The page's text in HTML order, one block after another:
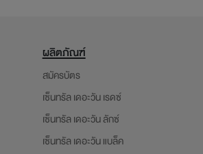
ผลิตภัณฑ์
สมัครบัตร
เซ็นทรัล เดอะวัน เรดซ์
เซ็นทรัล เดอะวัน ลักซ์
เซ็นทรัล เดอะวัน แบล็ค